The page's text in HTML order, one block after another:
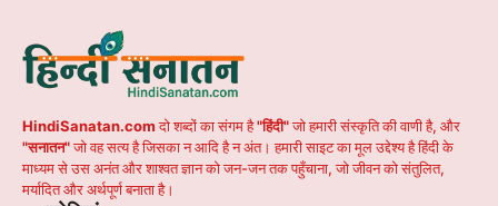
HindiSanatan.comदो शब्दों का संगम है"हिंदी"जो हमारी संस्कृति की वाणी है, और
"सनातन"जो वह सत्य है जिसका न आदि है न अंत। हमारी साइट का मूल उद्देश्य है हिंदी के
माध्यम से उस अनंत और शाश्वत ज्ञान को जन-जन तक पहुँचाना, जो जीवन को संतुलित,
मर्यादित और अर्थपूर्ण बनाता है।